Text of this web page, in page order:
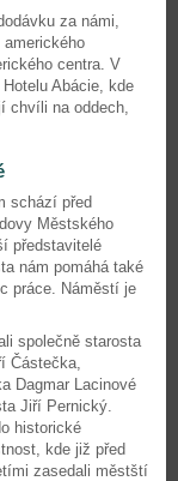
za námi,
centra. V
Abácie, kde
chvíli na oddech,
schází před
Městského
představitelé
nám pomáhá také
práce. Náměstí je
společně starosta
Částečka,
Dagmar Lacinové
Jiří Pernický.
historické
kde již před
zasedali městští